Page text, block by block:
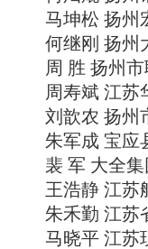
马坤松 扬州
何继刚 扬州
周 胜 扬州市
周寿斌 江苏华
刘歆农 扬州
朱军成 宝应
裴 军 大全集
王浩静 江苏航
朱禾勤 江苏
马晓平 江苏现